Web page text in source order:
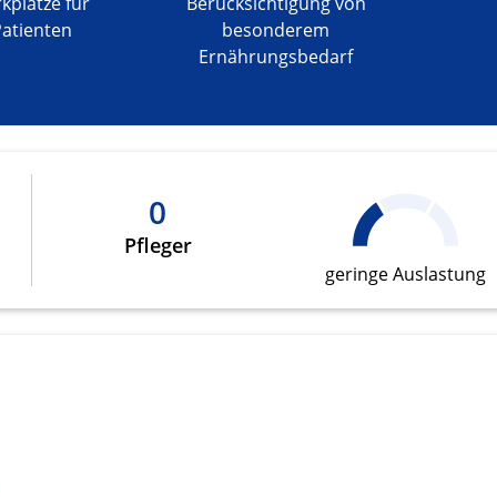
besonderem
Ernährungsbedarf
0
Pfleger
geringe Auslastung